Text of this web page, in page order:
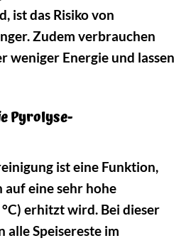
ist das Risiko von
Zudem verbrauchen
weniger Energie und lassen
Pyrolyse-
ist eine Funktion,
auf eine sehr hohe
erhitzt wird. Bei dieser
alle Speisereste im